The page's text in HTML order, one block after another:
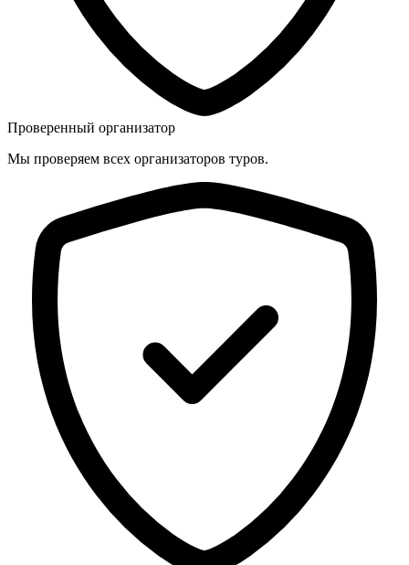
Проверенный организатор
Мы проверяем всех организаторов туров.